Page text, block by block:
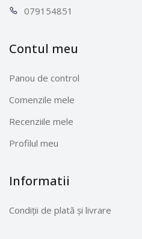
0791 54851
Contul meu
Panou de control
Comenzile mele
Recenziile mele
Profilul meu
Informatii
Condiții de plată și livrare